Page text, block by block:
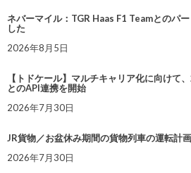
ネバーマイル：TGR Haas F1 Teamとのパ
した
2026年8月5日
【トドケール】マルチキャリア化に向けて
とのAPI連携を開始
2026年7月30日
JR貨物／お盆休み期間の貨物列車の運転計
2026年7月30日